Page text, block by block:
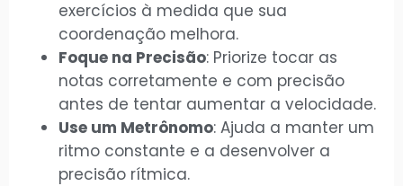
exercícios à medida que sua
coordenação melhora.
Foque na Precisão: Priorize tocar as
notas corretamente e com precisão
antes de tentar aumentar a velocidade.
Use um Metrônomo: Ajuda a manter um
ritmo constante e a desenvolver a
precisão rítmica.